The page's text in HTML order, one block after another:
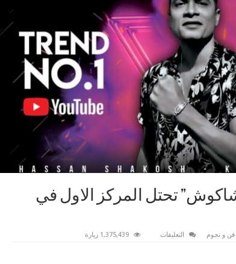
تحتل المركز الاول في
فن و نجوم التعليقات 1,375,439 زيارة